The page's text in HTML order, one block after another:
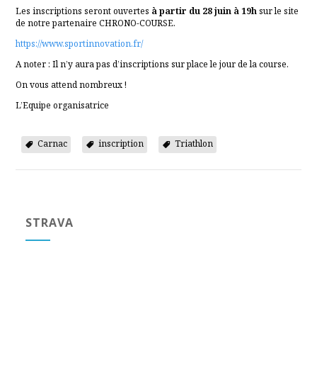
Les inscriptions seront ouvertes à partir du 28 juin à 19hsur le site
de notre partenaire CHRONO-COURSE.
https://www.sportinnovation.fr/
A noter : Il n’y aura pas d’inscriptions sur place le jour de la course.
On vous attend nombreux !
L’Equipe organisatrice
Carnac inscription Triathlon
STRAVA